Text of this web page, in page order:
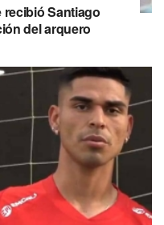
recibió Santiago
del arquero